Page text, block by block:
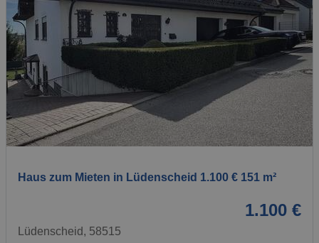
1 / 1
Haus zum Mieten in Lüdenscheid 1.100 € 151 m²
1.100 €
Lüdenscheid, 58515